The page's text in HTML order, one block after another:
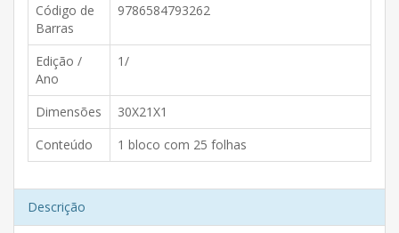
Código de
Barras
9786584793262
Edição /
Ano
1/
Dimensões
30X21X1
Conteúdo
1 bloco com 25 folhas
Descrição